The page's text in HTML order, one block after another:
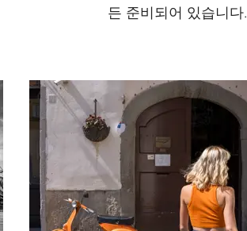
든 준비되어 있습니다.